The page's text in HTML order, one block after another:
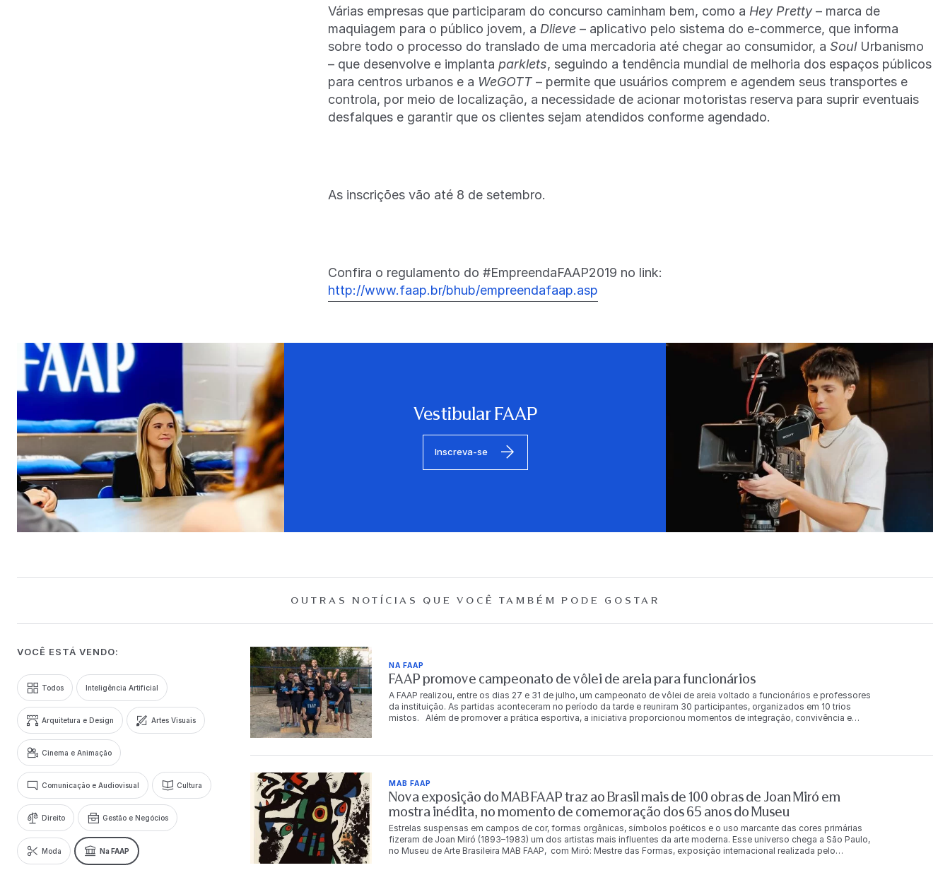
Várias empresas que participaram do concurso caminham bem, como a Hey Pretty– marca de
maquiagem para o público jovem, a Dlieve – aplicativo pelo sistema do e-commerce, que informa
sobre todo o processo do translado de uma mercadoria até chegar ao consumidor, a Soul Urbanismo
– que desenvolve e implanta parklets, seguindo a tendência mundial de melhoria dos espaços públicos
para centros urbanos e a WeGOTT – permite que usuários comprem e agendem seus transportes e
controla, por meio de localização, a necessidade de acionar motoristas reserva para suprir eventuais
desfalques e garantir que os clientes sejam atendidos conforme agendado.
As inscrições vão até 8 de setembro.
Confira o regulamento do #EmpreendaFAAP2019 no link:
http://www.faap.br/bhub/empreendafaap.asp
Vestibular FAAP
Inscreva-se
OUTRAS NOTÍCIAS QUE VOCÊ TAMBÉM PODE GOSTAR
VOCÊ ESTÁ VENDO:
Todos Inteligência Artificial
Arquitetura e Design Artes Visuais
Cinema e Animação
Comunicação e Audiovisual Cultura
Direito Gestão e Negócios
Moda Na FAAP
NA FAAP
FAAP promove campeonato de vôlei de areia para funcionários
A FAAP realizou, entre os dias 27 e 31 de julho, um campeonato de vôlei de areia voltado a funcionários e professores
da instituição. As partidas aconteceram no período da tarde e reuniram 30 participantes, organizados em 10 trios
mistos. Além de promover a prática esportiva, a iniciativa proporcionou momentos de integração, convivência e
Fernandes Chave de consolação 1º lugar Bianca Rosetti Fontana Britto Guilherme Muller André Destro 2º lugar
Betina Leal Leonardo Magalhães Cecília Meirelles 3º lugar Barbara Calixto de Faria Caio Guedes dos Santos
Oliveira Angelo Marcio Andrade Vieira O campeonato reforça o compromisso da FAAP com ações que incentivam a
qualidade de vida, a integração e o bem-estar de seus funcionários e
MAB FAAP
Nova exposição do MAB FAAP traz ao Brasil mais de 100 obras de Joan Miró em
mostra inédita, no momento de comemoração dos 65 anos do Museu
Estrelas suspensas em campos de cor, formas orgânicas, símbolos poéticos e o uso marcante das cores primárias
fizeram de Joan Miró (1893–1983) um dos artistas mais influentes da arte moderna. Esse universo chega a São Paulo,
no Museu de Arte Brasileira MAB FAAP, com Miró: Mestre das Formas, exposição internacional realizada pelo